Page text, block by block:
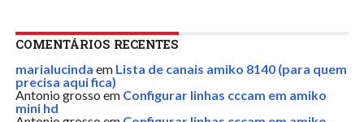
COMENTÁRIOS RECENTES
marialucinda em Lista de canais amiko 8140 (para quem
precisa aqui fica)
Antonio grosso em Configurar linhas cccam em amiko
mini hd